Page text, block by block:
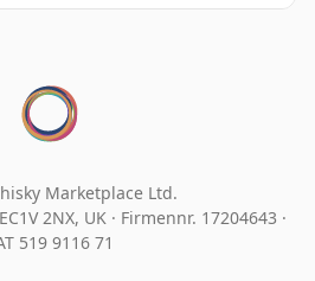
Marketplace Ltd.
2NX, UK · Firmennr. 17204643 ·
519 9116 71